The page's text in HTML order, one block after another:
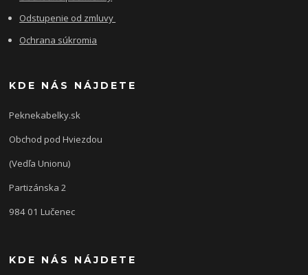
Odstupenie od zmluvy
Ochrana súkromia
KDE NÁS NÁJDETE
Peknekabelky.sk
Obchod pod Hviezdou
(Vedľa Unionu)
Partizánska 2
984 01 Lučenec
KDE NÁS NÁJDETE